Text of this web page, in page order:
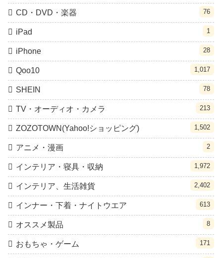
CD・DVD・楽器 76
iPad 1
iPhone 28
Qoo10 1,017
SHEIN 78
TV・オーディオ・カメラ 213
ZOZOTOWN(Yahoo!ショッピング) 1,502
アニメ・漫画 2
インテリア・寝具・収納 1,972
インテリア、生活雑貨 2,402
インナー・下着・ナイトウエア 613
オススメ製品 8
おもちゃ・ゲーム 171